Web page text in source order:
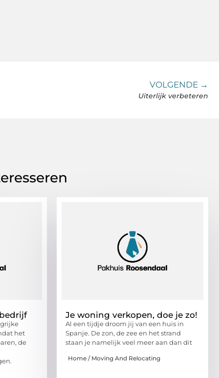
VOLGENDE →
Uiterlijk verbeteren
het
de
Je woning verkopen, doe je zo!
Al een tijdje droom jij van een huis in
Spanje. De zon, de zee en het strand
staan je namelijk veel meer aan dan dit
Home / Moving And Relocating